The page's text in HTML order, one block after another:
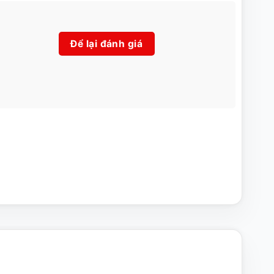
Để lại đánh giá